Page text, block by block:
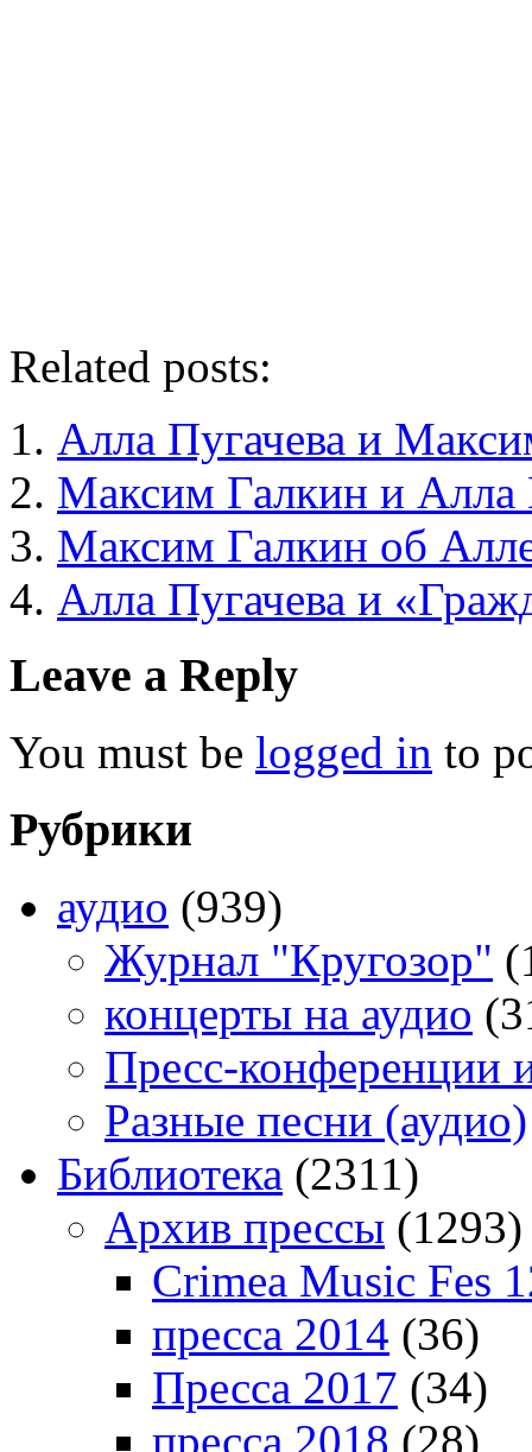
Related posts:
Алла Пугачева и
Максим Галкин и Алла
Максим Галкин об
Алла Пугачева и
Leave a Reply
You must be logged in to
Рубрики
аудио (939)
Журнал "Кругозор"
концерты на аудио
Пресс-конференции
Разные песни (аудио)
Библиотека (2311)
Архив прессы (1293)
Crimea Music Fes
пресса 2014 (36)
Пресса 2017 (34)
пресса 2018 (28)